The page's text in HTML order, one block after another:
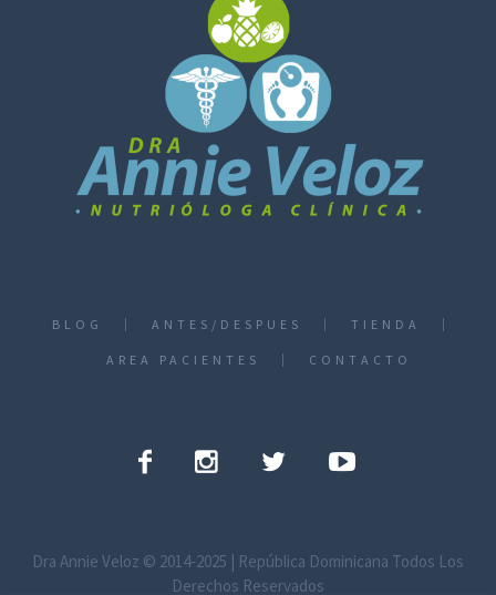
BLOG ANTES/DESPUES TIENDA
AREA PACIENTES CONTACTO
Dra Annie Veloz © 2014-2025 | República Dominicana Todos Los
Derechos Reservados